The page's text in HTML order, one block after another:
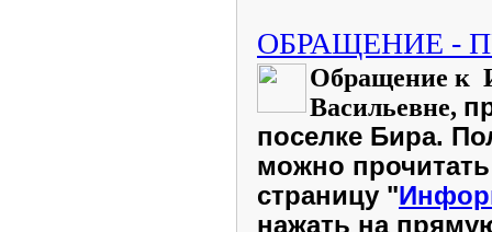
ОБРАЩЕНИЕ -
Обращение к
Васильевне,
поселке Бира.
можно
страницу "
нажать на